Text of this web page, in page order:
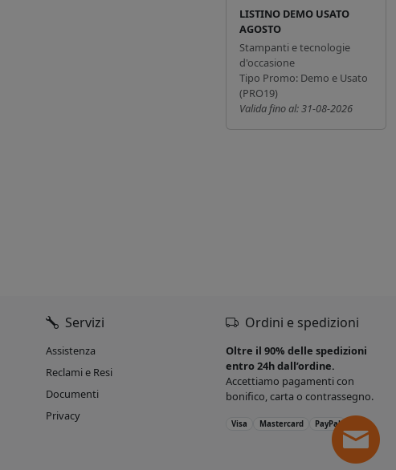
LISTINO DEMO USATO
AGOSTO
Stampanti e tecnologie
d'occasione
Tipo Promo: Demo e Usato
(PRO19)
Valida fino al: 31-08-2026
Servizi
Assistenza
Reclami e Resi
Documenti
Privacy
Ordini e spedizioni
Oltre il 90% delle spedizioni
entro 24h dall’ordine.
Accettiamo pagamenti con
bonifico, carta o contrassegno.
Visa Mastercard PayPal